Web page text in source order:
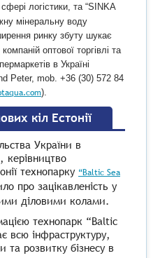
логістики, та “SINKA
мінеральну воду
ринку збуту шукає
оптової торгівлі та
в Україні
Peter, mob. +36 (30) 572 84
).
кіл Естонії
України в
керівництво
технопарку “Baltic Sea
про зацікавленість у
діловими колами.
технопарк “Baltic
всю інфраструктуру,
та розвитку бізнесу в